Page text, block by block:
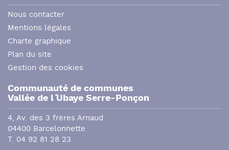
Nous contacter
Mentions légales
Charte graphique
Plan du site
Gestion des cookies
Communauté de communes
Vallée de l´ Ubaye Serre-Ponçon
4, Av. des 3 frères Arnaud
04400 Barcelonnette
T. 04 92 81 28 23